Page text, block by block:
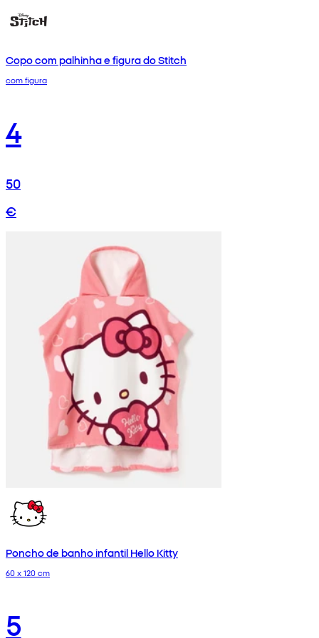
Copo com palhinha e figura do Stitch
com figura
4
50
€
Poncho de banho infantil Hello Kitty
60 x 120 cm
5